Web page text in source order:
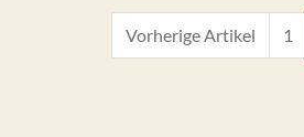
Vorherige Artikel 1